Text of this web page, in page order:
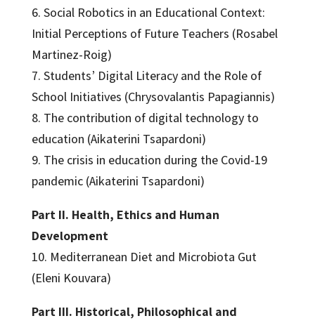
6. Social Robotics in an Educational Context:
Initial Perceptions of Future Teachers (Rosabel
Martinez-Roig)
7. Students’ Digital Literacy and the Role of
School Initiatives (Chrysovalantis Papagiannis)
8. The contribution of digital technology to
education (Aikaterini Tsapardoni)
9. The crisis in education during the Covid-19
pandemic (Aikaterini Tsapardoni)
Part II. Health, Ethics and Human
Development
10. Mediterranean Diet and Microbiota Gut
(Eleni Kouvara)
Part III. Historical, Philosophical and